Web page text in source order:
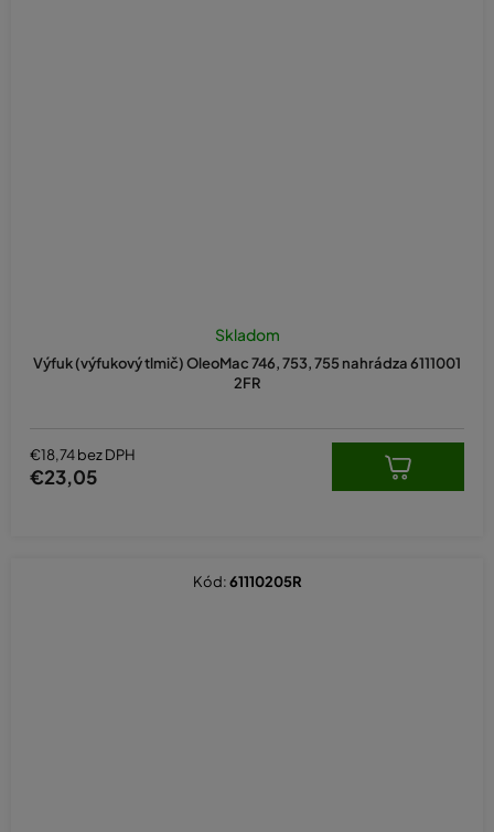
Výfuk (výfukový tlmič) OleoMac 746, 753, 755 nahrádza 6111001
2FR
Skladom
€18,74 bez DPH
€23,05
Kód:61110205R